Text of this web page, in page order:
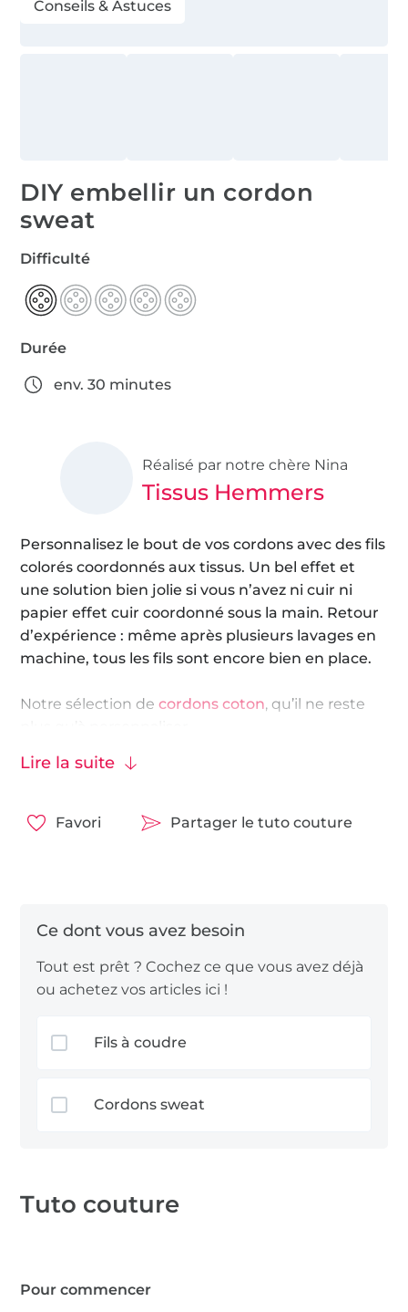
Conseils & Astuces
DIY embellir un cordon
sweat
Difficulté
Durée
env. 30 minutes
Réalisé par notre chère Nina
Tissus Hemmers
Personnalisez le bout de vos cordons avec des fils
colorés coordonnés aux tissus. Un bel effet et
une solution bien jolie si vous n’avez ni cuir ni
papier effet cuir coordonné sous la main. Retour
d’expérience : même après plusieurs lavages en
machine, tous les fils sont encore bien en place.
Notre sélection decordons coton, qu’il ne reste
Amusez-vous bien !
Lire la suite
Favori Partager le tuto couture
Tout est prêt ? Cochez ce que vous avez déjà
ou achetez vos articles ici !
Fils à coudre
Cordons sweat
Tuto couture
Pour commencer